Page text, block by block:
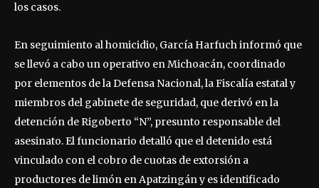
los casos.
En seguimiento al homicidio, García Harfuch informó que
se llevó a cabo un operativo en Michoacán, coordinado
por elementos de la Defensa Nacional, la Fiscalía estatal y
miembros del gabinete de seguridad, que derivó en la
detención de Rigoberto “N”, presunto responsable del
asesinato. El funcionario detalló que el detenido está
vinculado con el cobro de cuotas de extorsión a
productores de limón en Apatzingán y es identificado